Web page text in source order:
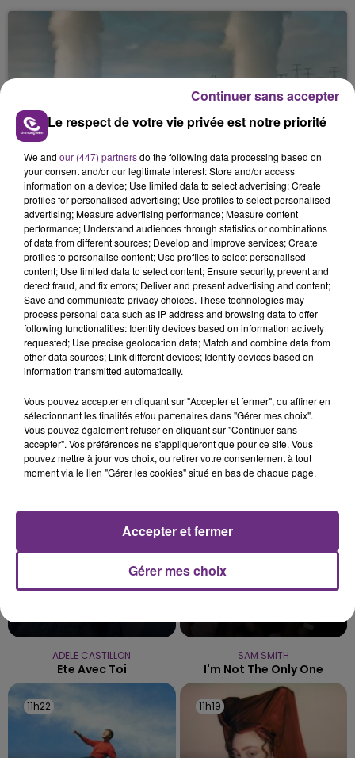
LA CENTRALE NUCLÉAIRE DE CHOOZ
TOUJOURS À L'ARRÊT
Cela fait déjà une semaine que la centrale
nucléaire ardennaise est à l'arrêt. Une situation
justifiée par la sécheresse intense qui est toujours
présente.
LE MAGASIN JOUÉCLUB DE REIMS FERME
SES PORTES
C'était l'une des institutions du centre-ville
rémois. Le magasin JouéClub est contraint de
fermer ses portes.
TITRES DIFFUSÉS
ADELE CASTILLON
Ete Avec Toi
SAM SMITH
I'm Not The Only One
11h22
11h22 11h19
11h19
Le respect de votre vie privée est notre priorité
We and our (447) partnersdo the following data processing based on
your consent and/or our legitimate interest: Store and/or access
information on a device; Use limited data to select advertising; Create
profiles for personalised advertising; Use profiles to select personalised
advertising; Measure advertising performance; Measure content
performance; Understand audiences through statistics or combinations
of data from different sources; Develop and improve services; Create
profiles to personalise content; Use profiles to select personalised
content; Use limited data to select content; Ensure security, prevent and
detect fraud, and fix errors; Deliver and present advertising and content;
Save and communicate privacy choices. These technologies may
process personal data such as IP address and browsing data to offer
following functionalities: Identify devices based on information actively
requested; Use precise geolocation data; Match and combine data from
other data sources; Link different devices; Identify devices based on
information transmitted automatically.
Vous pouvez accepter en cliquant sur "Accepter et fermer", ou affiner en
sélectionnant les finalités et/ou partenaires dans "Gérer mes choix".
Vous pouvez également refuser en cliquant sur "Continuer sans
accepter". Vos préférences ne s'appliqueront que pour ce site. Vous
pouvez mettre à jour vos choix, ou retirer votre consentement à tout
moment via le lien "Gérer les cookies" situé en bas de chaque page.
Gérer mes choix
Accepter et fermer
Continuer sans accepter